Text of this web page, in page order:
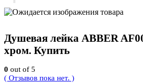
Душевая лейка ABBER
хром. Купить
0 out of 5
( Отзывов пока нет. )